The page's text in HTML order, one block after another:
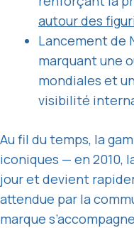
autour des
Lancement de
marquant une
mondiales et
visibilité
Au fil du temps, la
iconiques — en 2010,
jour et devient
attendue par la
marque